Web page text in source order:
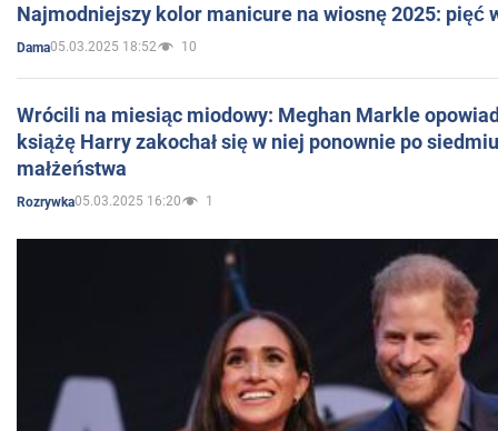
Najmodniejszy kolor manicure na wiosnę 2025: pięć
Dama05.03.2025 18:52 10
Wrócili na miesiąc miodowy: Meghan Markle
książę Harry zakochał się w niej ponownie po
małżeństwa
Rozrywka05.03.2025 16:20 1